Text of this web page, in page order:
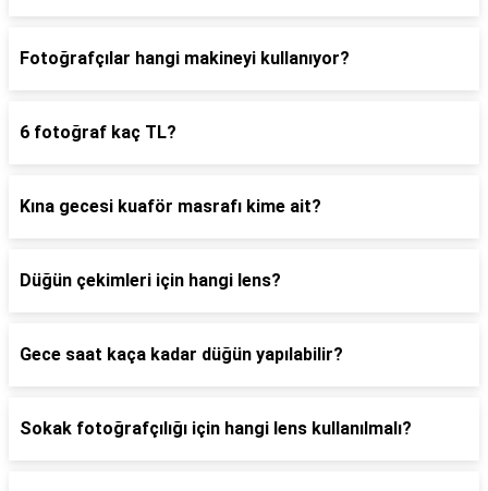
Fotoğrafçılar hangi makineyi kullanıyor?
6 fotoğraf kaç TL?
Kına gecesi kuaför masrafı kime ait?
Düğün çekimleri için hangi lens?
Gece saat kaça kadar düğün yapılabilir?
Sokak fotoğrafçılığı için hangi lens kullanılmalı?